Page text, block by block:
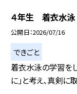
４年生 着衣水泳
公開日 2026/07/16
できごと
着衣水泳の学習を
に」と考え、真剣に